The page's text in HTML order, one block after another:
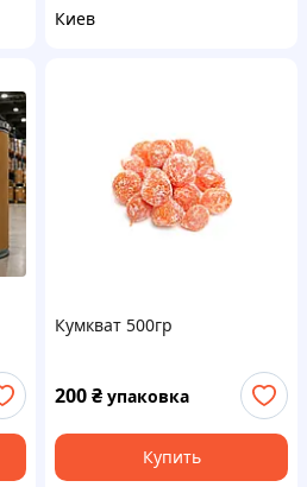
Киев
Кумкват 500гр
200₴ упаковка
Купить